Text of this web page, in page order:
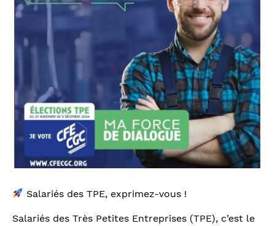
Salariés des TPE, exprimez-vous !
Salariés des Très Petites Entreprises (TPE), c’est le